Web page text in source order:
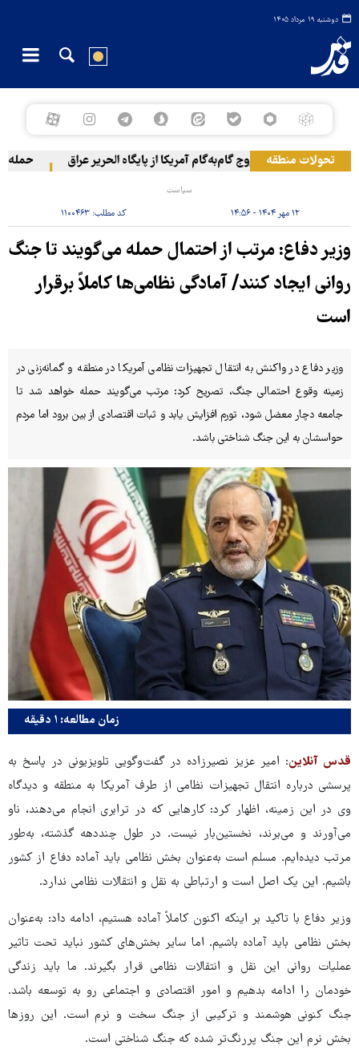
دوشنبه ۱۹ مرداد ۱۴۰۵
تحولات منطقهخروج گام‌به‌گام آمریکا از پایگاه الحریر عراق حمله
سیاست
۱۲ مهر ۱۴۰۴ - ۱۴:۵۶ کد مطلب: ۱۱۰۰۴۶۳
وزیر دفاع: مرتب از احتمال حمله می‌گویند تا جنگ
روانی ایجاد کنند/ آمادگی نظامی‌ها کاملاً برقرار
است
وزیر دفاع در واکنش به انتقال تجهیزات نظامی آمریکا در منطقه و گمانه‌زنی در
زمینه وقوع احتمالی جنگ، تصریح کرد: مرتب می‌گویند حمله خواهد شد تا
جامعه دچار معضل شود، تورم افزایش یابد و ثبات اقتصادی از بین برود اما مردم
حواسشان به این جنگ شناختی باشد.
زمان مطالعه: ۱ دقیقه
قدس آنلاین: امیر عزیز نصیرزاده در گفت‌وگویی تلویزیونی در پاسخ به
پرسشی درباره انتقال تجهیزات نظامی از طرف آمریکا به منطقه و دیدگاه
وی در این زمینه، اظهار کرد: کارهایی که در ترابری انجام می‌دهند، ناو
می‌آورند و می‌برند، نخستین‌بار نیست. در طول چنددهه گذشته، به‌طور
مرتب دیده‌ایم. مسلم است به‌عنوان بخش نظامی باید آماده دفاع از کشور
باشیم. این یک اصل است و ارتباطی به نقل و انتقالات نظامی ندارد.
وزیر دفاع با تاکید بر اینکه اکنون کاملاً آماده هستیم، ادامه داد: به‌عنوان
بخش نظامی باید آماده باشیم. اما سایر بخش‌های کشور نباید تحت تاثیر
عملیات روانی این نقل و انتقالات نظامی قرار بگیرند. ما باید زندگی
خودمان را ادامه بدهیم و امور اقتصادی و اجتماعی رو به توسعه باشد.
جنگ کنونی هوشمند و ترکیبی از جنگ سخت و نرم است. این روزها
بخش نرم این جنگ پررنگ‌تر شده که جنگ شناختی است.